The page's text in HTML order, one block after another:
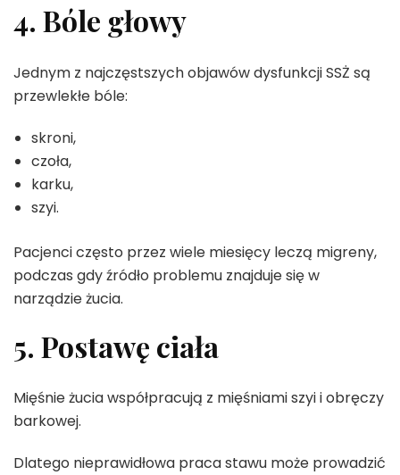
4. Bóle głowy
Jednym z najczęstszych objawów dysfunkcji SSŻ są
przewlekłe bóle:
skroni,
czoła,
karku,
szyi.
Pacjenci często przez wiele miesięcy leczą migreny,
podczas gdy źródło problemu znajduje się w
narządzie żucia.
5. Postawę ciała
Mięśnie żucia współpracują z mięśniami szyi i obręczy
barkowej.
Dlatego nieprawidłowa praca stawu może prowadzić